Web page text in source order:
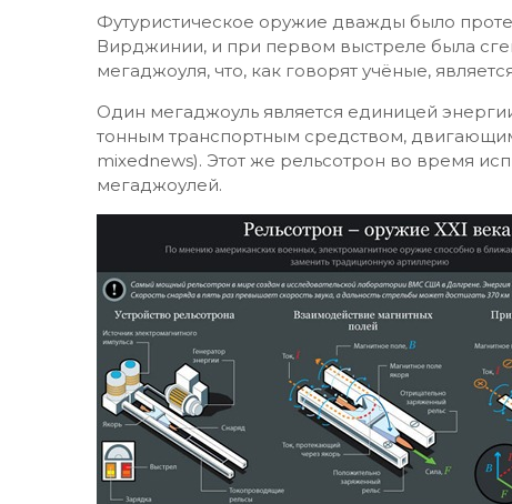
Футуристическое оружие дважды было
Вирджинии, и при первом выстреле была
мегаджоуля, что, как говорят учёные,
Один мегаджоуль является единицей
тонным транспортным средством,
mixednews). Этот же рельсотрон во время
мегаджоулей.